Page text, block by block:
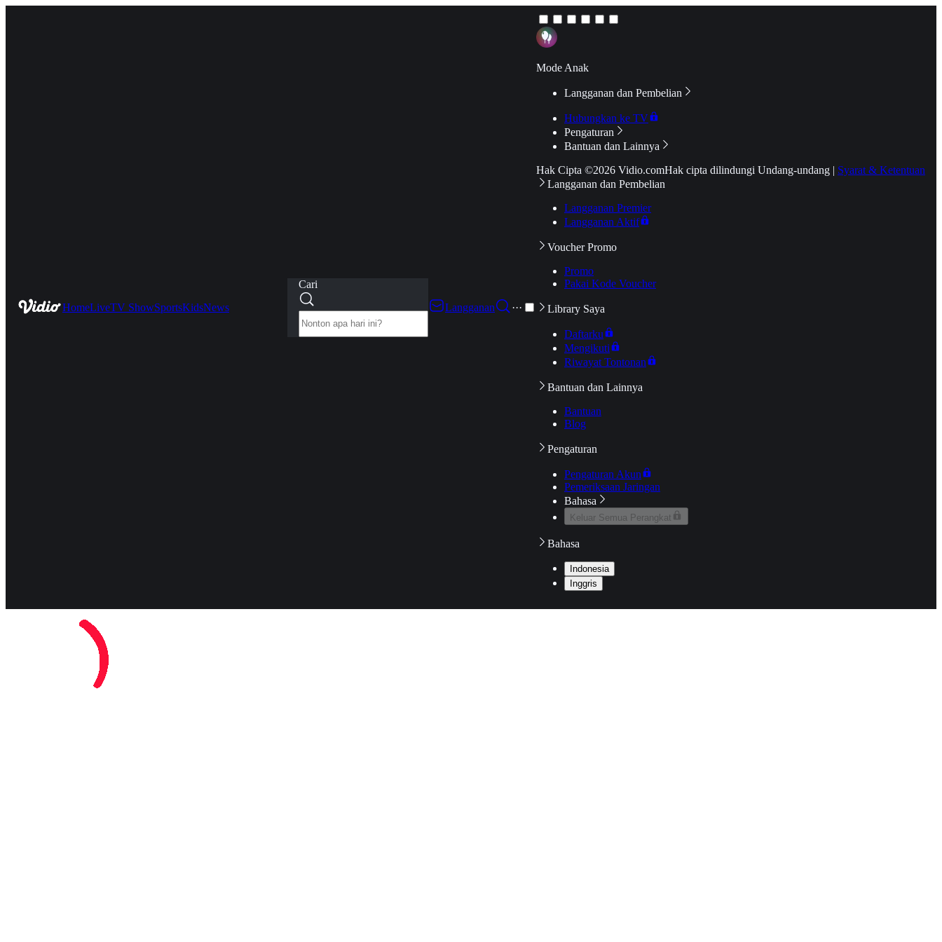
HomeLiveTV ShowSportsKidsNews
Cari
Langganan
···
Mode Anak
Langganan dan Pembelian
Hubungkan ke TV
Pengaturan
Bantuan dan Lainnya
Hak Cipta ©2026 Vidio.comHak cipta dilindungi Undang-undang | Syarat & Ketentuan
Langganan dan Pembelian
Langganan Premier
Langganan Aktif
Voucher Promo
Promo
Pakai Kode Voucher
Library Saya
Daftarku
Mengikuti
Riwayat Tontonan
Bantuan dan Lainnya
Bantuan
Blog
Pengaturan
Pengaturan Akun
Pemeriksaan Jaringan
Bahasa
Keluar Semua Perangkat
Bahasa
Indonesia
Inggris